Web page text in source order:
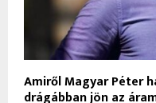
Amiről Magyar Péter
drágábban jön az